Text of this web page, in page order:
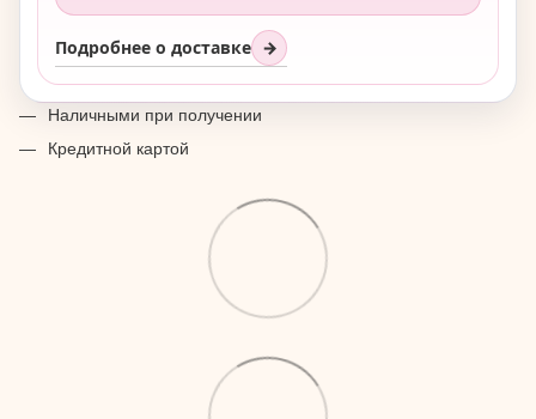
Подробнее о доставке →
Наличными при получении
Кредитной картой